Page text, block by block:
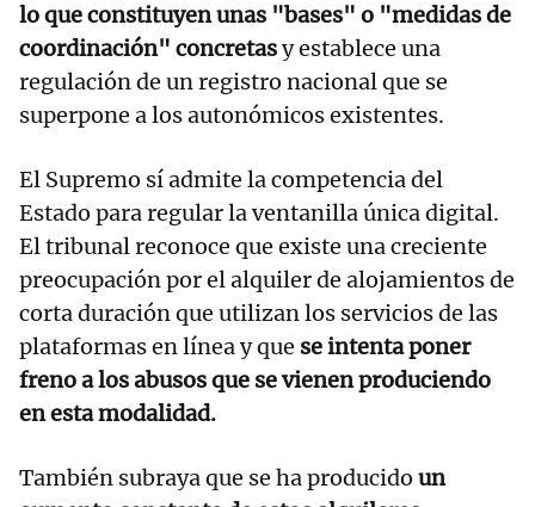
lo que constituyen unas "bases" o "medidas de
coordinación" concretasy establece una
regulación de un registro nacional que se
superpone a los autonómicos existentes.
El Supremo sí admite la competencia del
Estado para regular la ventanilla única digital.
El tribunal reconoce que existe una creciente
preocupación por el alquiler de alojamientos de
corta duración que utilizan los servicios de las
plataformas en línea y que se intenta poner
freno a los abusos que se vienen produciendo
en esta modalidad.
También subraya que se ha producido un